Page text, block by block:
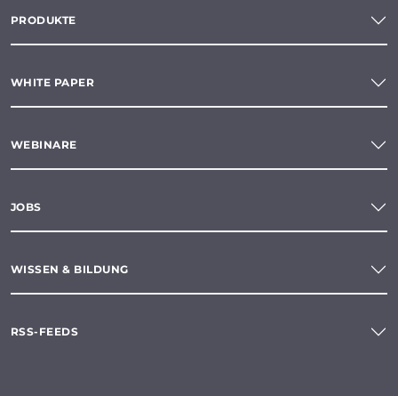
PRODUKTE
WHITE PAPER
WEBINARE
JOBS
WISSEN & BILDUNG
RSS-FEEDS